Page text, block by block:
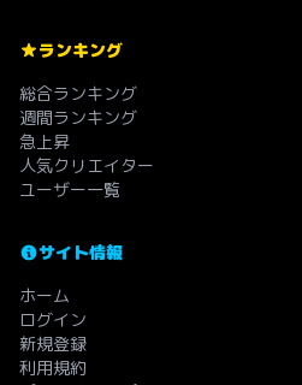
ランキング
総合ランキング
週間ランキング
急上昇
人気クリエイター
ユーザー一覧
サイト情報
ホーム
ログイン
新規登録
利用規約